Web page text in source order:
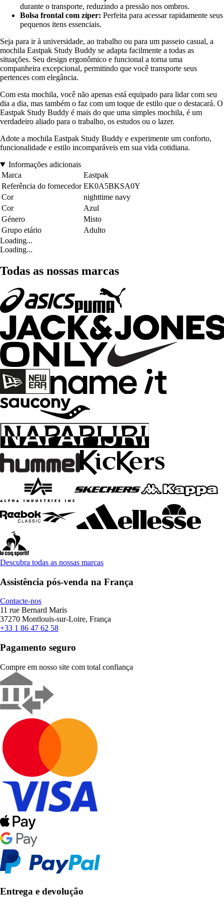
durante o transporte, reduzindo a pressão nos ombros.
Bolsa frontal com zíper: Perfeita para acessar rapidamente seus
pequenos itens essenciais.
Seja para ir à universidade, ao trabalho ou para um passeio casual, a
mochila Eastpak Study Buddy se adapta facilmente a todas as
situações. Seu design ergonômico e funcional a torna uma
companheira excepcional, permitindo que você transporte seus
pertences com elegância.
Com esta mochila, você não apenas está equipado para lidar com seu
dia a dia, mas também o faz com um toque de estilo que o destacará. O
Eastpak Study Buddy é mais do que uma simples mochila, é um
verdadeiro aliado para o trabalho, os estudos ou o lazer.
Adote a mochila Eastpak Study Buddy e experimente um conforto,
funcionalidade e estilo incomparáveis em sua vida cotidiana.
Informações adicionais
Marca
Eastpak
Referência do fornecedor EK0A5BKSA0Y
Cor
nighttime navy
Cor
Azul
Género
Misto
Grupo etário
Adulto
Loading...
Loading...
Todas as nossas marcas
Descubra todas as nossas marcas
Assistência pós-venda na França
Contacte-nos
11 rue Bernard Maris
37270 Montlouis-sur-Loire, França
+33 1 86 47 62 58
Pagamento seguro
Compre em nosso site com total confiança
Entrega e devolução